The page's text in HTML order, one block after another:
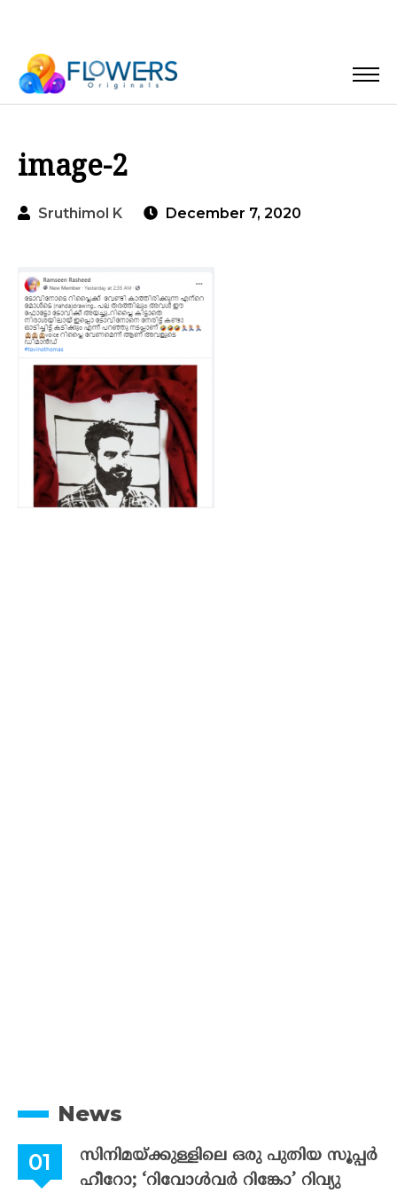
image-2
Sruthimol K December 7, 2020
News
സിനിമയ്ക്കുള്ളിലെ ഒരു പുതിയ സൂപ്പർ
ഹീറോ; ‘റിവോൾവർ റിങ്കോ’ റിവ്യു